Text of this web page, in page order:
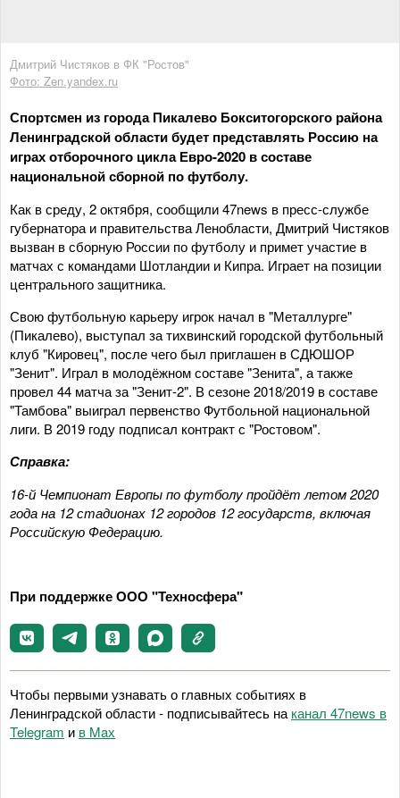
Дмитрий Чистяков в ФК "Ростов"
Фото: Zen.yandex.ru
Спортсмен из города Пикалево Бокситогорского района
Ленинградской области будет представлять Россию на
играх отборочного цикла Евро-2020 в составе
национальной сборной по футболу.
Как в среду, 2 октября, сообщили 47news в пресс-службе
губернатора и правительства Ленобласти, Дмитрий Чистяков
вызван в сборную России по футболу и примет участие в
матчах с командами Шотландии и Кипра. Играет на позиции
центрального защитника.
Свою футбольную карьеру игрок начал в "Металлурге"
(Пикалево), выступал за тихвинский городской футбольный
клуб "Кировец", после чего был приглашен в СДЮШОР
"Зенит". Играл в молодёжном составе "Зенита", а также
провел 44 матча за "Зенит-2". В сезоне 2018/2019 в составе
"Тамбова" выиграл первенство Футбольной национальной
лиги. В 2019 году подписал контракт с "Ростовом".
Справка:
16-й Чемпионат Европы по футболу пройдёт летом 2020
года на 12 стадионах 12 городов 12 государств, включая
Российскую Федерацию.
При поддержке ООО "Техносфера"
Чтобы первыми узнавать о главных событиях в
Ленинградской области - подписывайтесь на канал 47news в
Telegram и в Maх